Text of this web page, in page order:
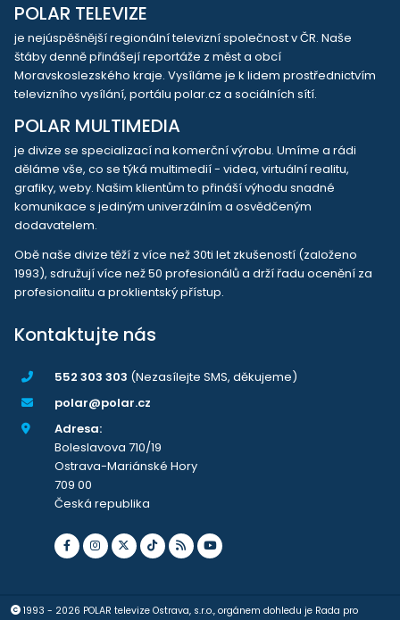
POLAR TELEVIZE
je nejúspěšnější regionální televizní společnost v ČR. Naše
štáby denně přinášejí reportáže z měst a obcí
Moravskoslezského kraje. Vysíláme je k lidem prostřednictvím
televizního vysílání, portálu polar.cz a sociálních sítí.
POLAR MULTIMEDIA
je divize se specializací na komerční výrobu. Umíme a rádi
děláme vše, co se týká multimedií - videa, virtuální realitu,
grafiky, weby. Našim klientům to přináší výhodu snadné
komunikace s jediným univerzálním a osvědčeným
dodavatelem.
Obě naše divize těží z více než 30ti let zkušeností (založeno
1993), sdružují více než 50 profesionálů a drží řadu ocenění za
profesionalitu a proklientský přístup.
Kontaktujte nás
552 303 303 (Nezasílejte SMS, děkujeme)
polar@polar.cz
Adresa:
Boleslavova 710/19
Ostrava-Mariánské Hory
709 00
Česká republika
1993 - 2026 POLAR televize Ostrava, s.r.o., orgánem dohledu je Rada pro